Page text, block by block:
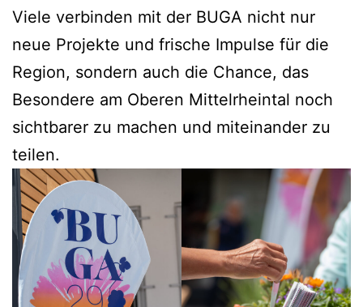
Viele verbinden mit der BUGA nicht nur
neue Projekte und frische Impulse für die
Region, sondern auch die Chance, das
Besondere am Oberen Mittelrheintal noch
sichtbarer zu machen und miteinander zu
teilen.